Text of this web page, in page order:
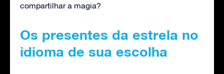
compartilhar a magia?
Os presentes da estrela no
idioma de sua escolha